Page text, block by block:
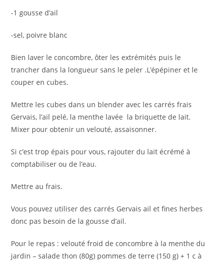
-1 gousse d’ail
-sel, poivre blanc
Bien laver le concombre, ôter les extrémités puis le
trancher dans la longueur sans le peler .L’épépiner et le
couper en cubes.
Mettre les cubes dans un blender avec les carrés frais
Gervais, l’ail pelé, la menthe lavée la briquette de lait.
Mixer pour obtenir un velouté, assaisonner.
Si c’est trop épais pour vous, rajouter du lait écrémé à
comptabiliser ou de l’eau.
Mettre au frais.
Vous pouvez utiliser des carrés Gervais ail et fines herbes
donc pas besoin de la gousse d’ail.
Pour le repas : velouté froid de concombre à la menthe du
jardin – salade thon (80g) pommes de terre (150 g) + 1 c à